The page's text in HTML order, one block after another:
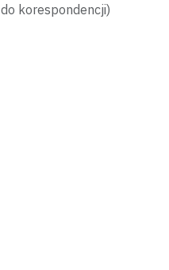
do korespondencji)